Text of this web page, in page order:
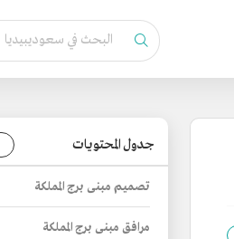
جدول المحتويات
تصميم مبنى برج المملكة
مرافق مبنى برج المملكة